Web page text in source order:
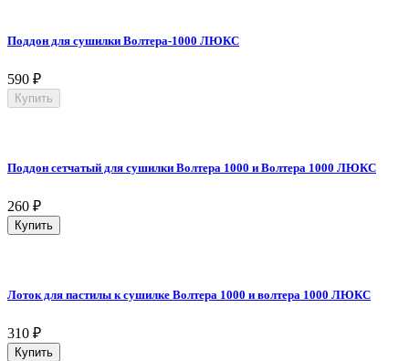
Поддон для сушилки Волтера-1000 ЛЮКС
590 ₽
Купить
Поддон сетчатый для сушилки Волтера 1000 и Волтера 1000 ЛЮКС
260 ₽
Купить
Лоток для пастилы к сушилке Волтера 1000 и волтера 1000 ЛЮКС
310 ₽
Купить